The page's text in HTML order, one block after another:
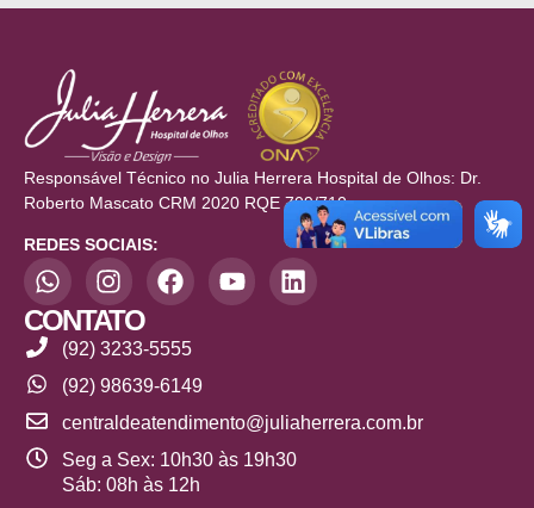
Responsável Técnico no Julia Herrera Hospital de Olhos: Dr.
Roberto Mascato CRM 2020 RQE 709/710
REDES SOCIAIS:
CONTATO
(92) 3233-5555
(92) 98639-6149
centraldeatendimento@juliaherrera.com.br
Seg a Sex: 10h30 às 19h30
Sáb: 08h às 12h